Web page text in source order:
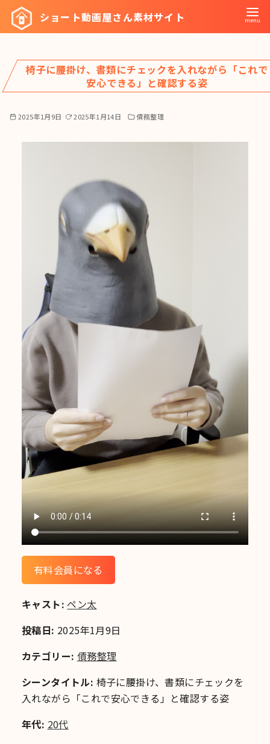
ツ
へ
ショート動画屋さん素材サイト
椅子に腰掛け、書類にチェックを入れながら「これで
安心できる」と確認する姿
2025年1月9日 2025年1月14日 債務整理
有料会員になる
キャスト: ペン太
投稿日: 2025年1月9日
カテゴリー: 債務整理
シーンタイトル: 椅子に腰掛け、書類にチェックを
入れながら「これで安心できる」と確認する姿
年代: 20代